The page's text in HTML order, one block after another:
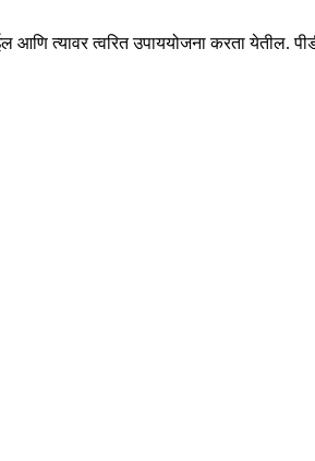
त्यावर त्वरित उपाययोजना करता येतील.